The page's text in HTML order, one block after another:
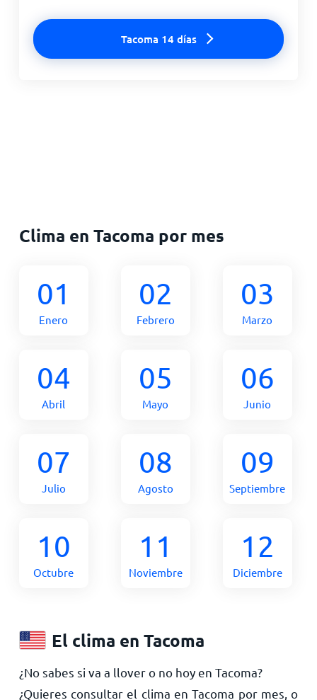
Tacoma 14 días
Clima en Tacoma por mes
01
Enero
02
Febrero
03
Marzo
04
Abril
05
Mayo
06
Junio
07
Julio
08
Agosto
09
Septiembre
10
Octubre
11
Noviembre
12
Diciembre
El clima en Tacoma
¿No sabes si va a llover o no hoy en Tacoma?
¿Quieres consultar el clima en Tacoma por mes, o